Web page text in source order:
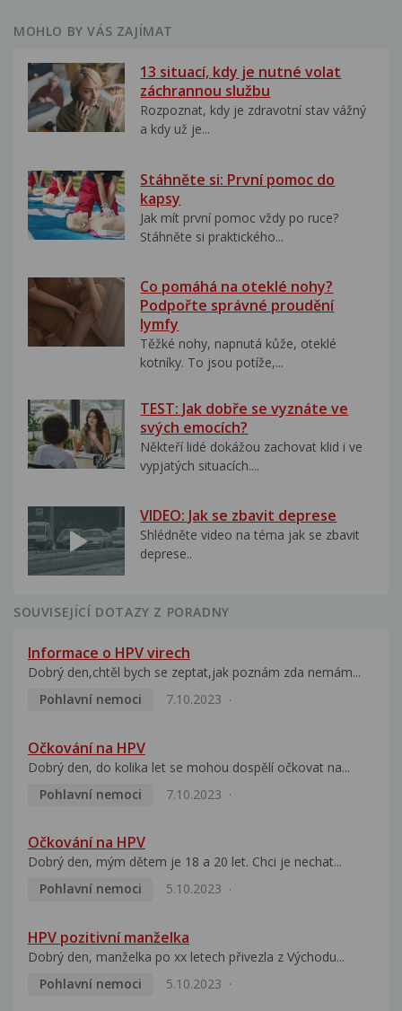
MOHLO BY VÁS ZAJÍMAT
13 situací, kdy je nutné volat
záchrannou službu
Rozpoznat, kdy je zdravotní stav vážný
a kdy už je...
Stáhněte si: První pomoc do
kapsy
Jak mít první pomoc vždy po ruce?
Stáhněte si praktického...
Co pomáhá na oteklé nohy?
Podpořte správné proudění
lymfy
Těžké nohy, napnutá kůže, oteklé
kotníky. To jsou potíže,...
TEST: Jak dobře se vyznáte ve
svých emocích?
Někteří lidé dokážou zachovat klid i ve
vypjatých situacích....
VIDEO: Jak se zbavit deprese
Shlédněte video na téma jak se zbavit
deprese..
SOUVISEJÍCÍ DOTAZY Z PORADNY
Informace o HPV virech
Dobrý den,chtěl bych se zeptat,jak poznám zda nemám...
Pohlavní nemoci
7.10.2023
Očkování na HPV
Dobrý den, do kolika let se mohou dospělí očkovat na...
Pohlavní nemoci
7.10.2023
Očkování na HPV
Dobrý den, mým dětem je 18 a 20 let. Chci je nechat...
Pohlavní nemoci
5.10.2023
HPV pozitivní manželka
Dobrý den, manželka po xx letech přivezla z Východu...
Pohlavní nemoci
5.10.2023